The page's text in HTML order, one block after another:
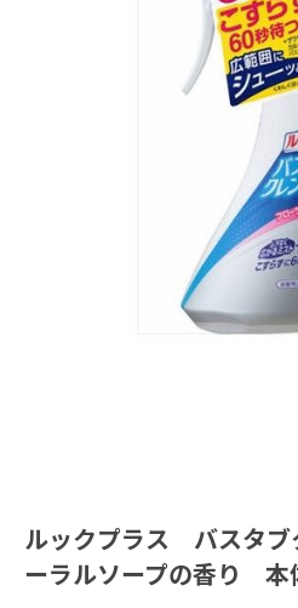
ルックプラス バスタ
ーラルソープの香り